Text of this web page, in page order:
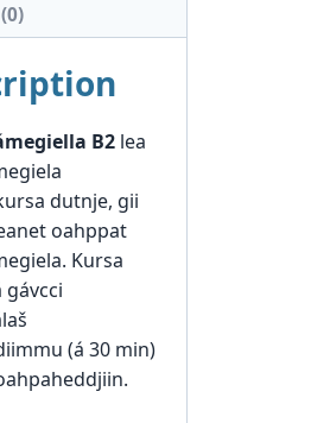
B2 lea
dutnje, gii
oahppat
Kursa
gávcci
(á 30 min)